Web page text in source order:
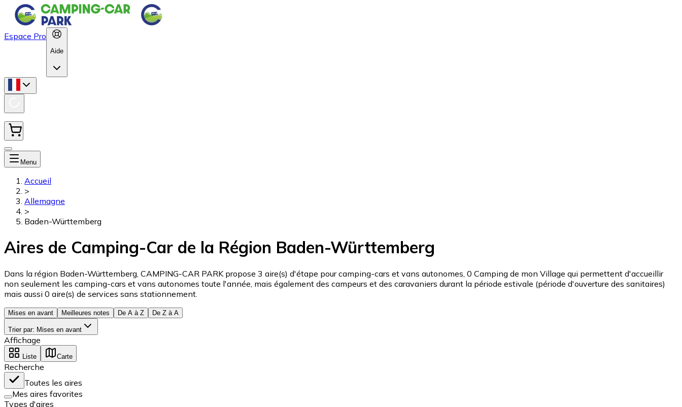
Espace Pro
Aide
Menu
Accueil
>
Allemagne
>
Baden-Württemberg
Aires de Camping-Car de la Région Baden-Württemberg
Dans la région Baden-Württemberg, CAMPING-CAR PARK propose 3 aire(s) d'étape pour camping-cars et vans autonomes, 0 Camping de mon Village qui permettent d'accueillir
non seulement les camping-cars et vans autonomes toute l'année, mais également des campeurs et des caravaniers durant la période estivale (période d'ouverture des sanitaires)
mais aussi 0 aire(s) de services sans stationnement.
Mises en avant Meilleures notes De A à Z De Z à A
Trier par: Mises en avant
Affichage
Liste Carte
Recherche
Toutes les aires
Mes aires favorites
Types d'aires